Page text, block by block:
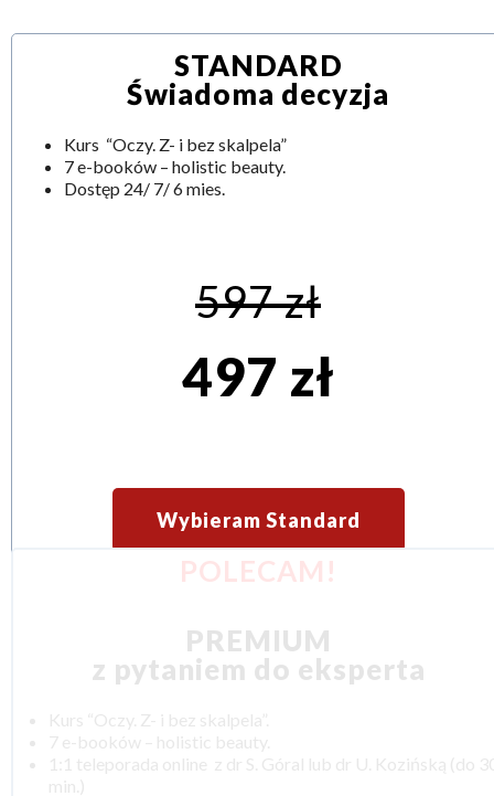
STANDARD
Świadoma decyzja
Kurs “Oczy. Z- i bez skalpela”
7 e-booków – holistic beauty.
Dostęp 24/ 7/ 6 mies.
597 zł
497 zł
Wybieram Standard
POLECAM!
PREMIUM
z pytaniem do eksperta